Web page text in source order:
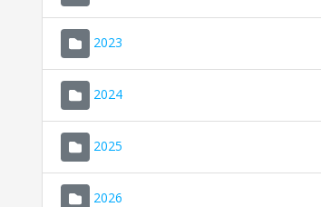
2023
2024
2025
2026